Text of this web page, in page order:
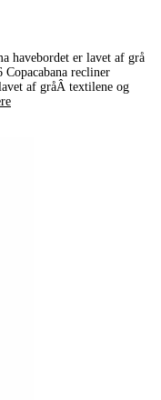
havebordet er lavet af grå
recliner
af gråÂ textilene og